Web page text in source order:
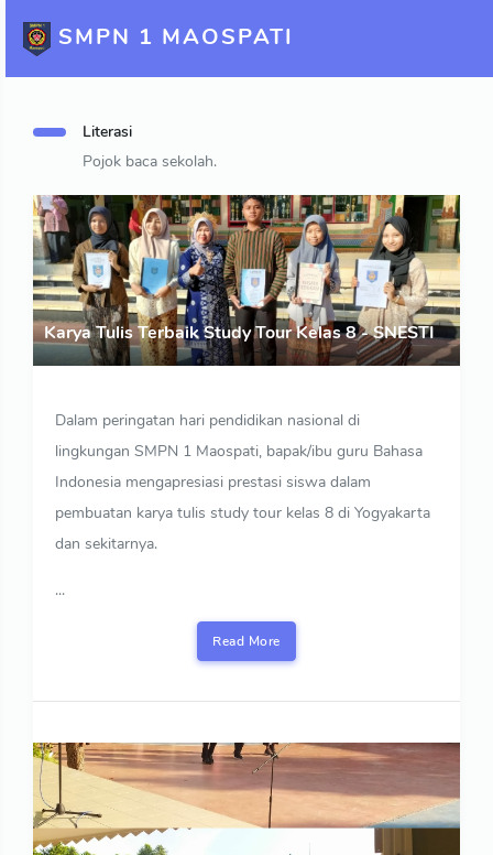
SMPN 1 MAOSPATI
Literasi
Pojok baca sekolah.
Karya Tulis Terbaik Study Tour Kelas 8 - SNESTI
Dalam peringatan hari pendidikan nasional di
lingkungan SMPN 1 Maospati, bapak/ibu guru Bahasa
Indonesia mengapresiasi prestasi siswa dalam
pembuatan karya tulis study tour kelas 8 di Yogyakarta
dan sekitarnya.
...
Read More